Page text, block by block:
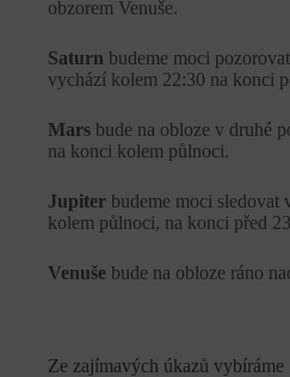
obzorem Venuše.
Saturn budeme moci
vychází kolem 22:30 na konci
Mars bude na obloze v druhé
na konci kolem půlnoci.
Jupiter budeme moci sledovat
kolem půlnoci, na konci před
Venuše bude na obloze ráno
Ze zajímavých úkazů vybíráme